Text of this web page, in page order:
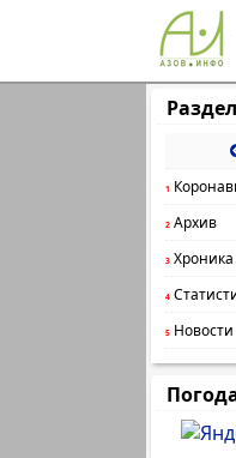
1
2 Архив
3
4
5